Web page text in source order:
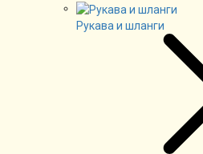
Рукава и шланги